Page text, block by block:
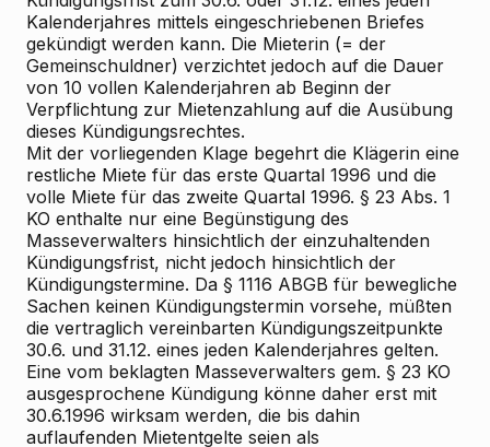
Kalenderjahres mittels eingeschriebenen Briefes
gekündigt werden kann. Die Mieterin (= der
Gemeinschuldner) verzichtet jedoch auf die Dauer
von 10 vollen Kalenderjahren ab Beginn der
Verpflichtung zur Mietenzahlung auf die Ausübung
dieses Kündigungsrechtes.
Mit der vorliegenden Klage begehrt die Klägerin eine
restliche Miete für das erste Quartal 1996 und die
volle Miete für das zweite Quartal 1996. § 23 Abs. 1
KO enthalte nur eine Begünstigung des
Masseverwalters hinsichtlich der einzuhaltenden
Kündigungsfrist, nicht jedoch hinsichtlich der
Kündigungstermine. Da § 1116 ABGB für bewegliche
Sachen keinen Kündigungstermin vorsehe, müßten
die vertraglich vereinbarten Kündigungszeitpunkte
30.6. und 31.12. eines jeden Kalenderjahres gelten.
Eine vom beklagten Masseverwalters gem. § 23 KO
ausgesprochene Kündigung könne daher erst mit
30.6.1996 wirksam werden, die bis dahin
auflaufenden Mietentgelte seien als